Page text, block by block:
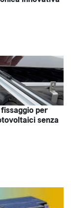
per
senza